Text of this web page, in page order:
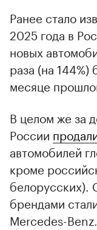
Ранее стало
2025 года в
новых
раза (на
месяце
В целом же за
России
автомобилей
кроме
брендами
Mercedes-Benz.